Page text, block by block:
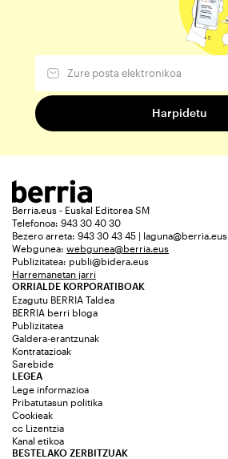
Berria.eus - Euskal Editorea SM
Telefonoa: 943 30 40 30
Bezero arreta: 943 30 43 45 | laguna@berria.eus
Webgunea: webgunea@berria.eus
Publizitatea: publi@bidera.eus
Harremanetan jarri
ORRIALDE KORPORATIBOAK
Ezagutu BERRIA Taldea
BERRIA berri bloga
Publizitatea
Galdera-erantzunak
Kontratazioak
Sarebide
LEGEA
Lege informazioa
Pribatutasun politika
Cookieak
cc Lizentzia
Kanal etikoa
BESTELAKO ZERBITZUAK